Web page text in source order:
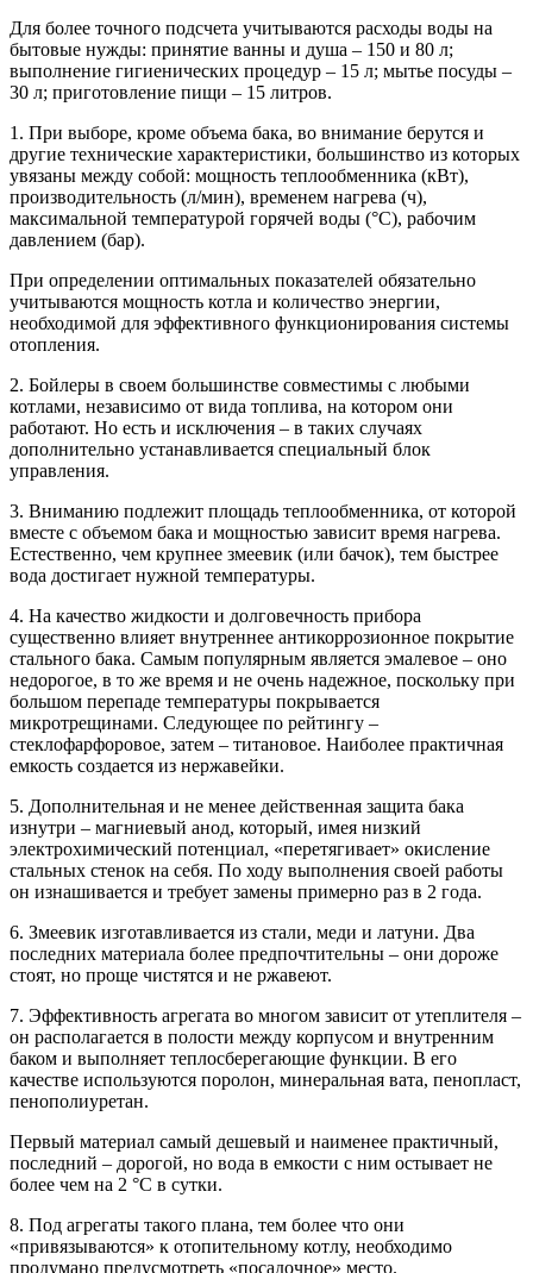
Для более точного подсчета учитываются расходы воды на
бытовые нужды: принятие ванны и душа – 150 и 80 л;
выполнение гигиенических процедур – 15 л; мытье посуды –
30 л; приготовление пищи – 15 литров.
1. При выборе, кроме объема бака, во внимание берутся и
другие технические характеристики, большинство из которых
увязаны между собой: мощность теплообменника (кВт),
производительность (л/мин), временем нагрева (ч),
максимальной температурой горячей воды (°С), рабочим
давлением (бар).
При определении оптимальных показателей обязательно
учитываются мощность котла и количество энергии,
необходимой для эффективного функционирования системы
отопления.
2. Бойлеры в своем большинстве совместимы с любыми
котлами, независимо от вида топлива, на котором они
работают. Но есть и исключения – в таких случаях
дополнительно устанавливается специальный блок
управления.
3. Вниманию подлежит площадь теплообменника, от которой
вместе с объемом бака и мощностью зависит время нагрева.
Естественно, чем крупнее змеевик (или бачок), тем быстрее
вода достигает нужной температуры.
4. На качество жидкости и долговечность прибора
существенно влияет внутреннее антикоррозионное покрытие
стального бака. Самым популярным является эмалевое – оно
недорогое, в то же время и не очень надежное, поскольку при
большом перепаде температуры покрывается
микротрещинами. Следующее по рейтингу –
стеклофарфоровое, затем – титановое. Наиболее практичная
емкость создается из нержавейки.
5. Дополнительная и не менее действенная защита бака
изнутри – магниевый анод, который, имея низкий
электрохимический потенциал, «перетягивает» окисление
стальных стенок на себя. По ходу выполнения своей работы
он изнашивается и требует замены примерно раз в 2 года.
6. Змеевик изготавливается из стали, меди и латуни. Два
последних материала более предпочтительны – они дороже
стоят, но проще чистятся и не ржавеют.
7. Эффективность агрегата во многом зависит от утеплителя –
он располагается в полости между корпусом и внутренним
баком и выполняет теплосберегающие функции. В его
качестве используются поролон, минеральная вата, пенопласт,
пенополиуретан.
Первый материал самый дешевый и наименее практичный,
последний – дорогой, но вода в емкости с ним остывает не
более чем на 2 °С в сутки.
8. Под агрегаты такого плана, тем более что они
«привязываются» к отопительному котлу, необходимо
продумано предусмотреть «посадочное» место.